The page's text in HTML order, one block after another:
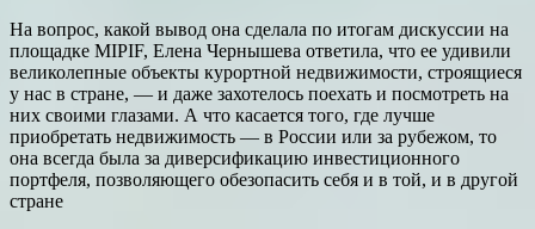
На вопрос, какой вывод она сделала по итогам дискуссии на
площадке MIPIF, Елена Чернышева ответила, что ее удивили
великолепные объекты курортной недвижимости, строящиеся
у нас в стране, — и даже захотелось поехать и посмотреть на
них своими глазами. А что касается того, где лучше
приобретать недвижимость — в России или за рубежом, то
она всегда была за диверсификацию инвестиционного
портфеля, позволяющего обезопасить себя и в той, и в другой
стране